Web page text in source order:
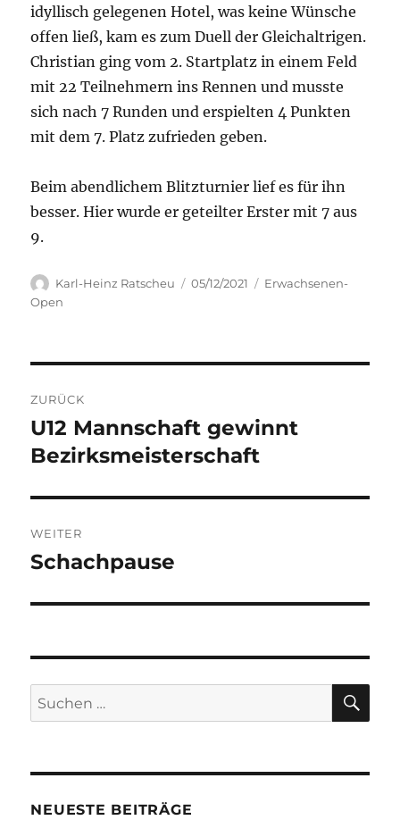
idyllisch gelegenen Hotel, was keine Wünsche
offen ließ, kam es zum Duell der Gleichaltrigen.
Christian ging vom 2. Startplatz in einem Feld
mit 22 Teilnehmern ins Rennen und musste
sich nach 7 Runden und erspielten 4 Punkten
mit dem 7. Platz zufrieden geben.
Beim abendlichem Blitzturnier lief es für ihn
besser. Hier wurde er geteilter Erster mit 7 aus
9.
Autor
Karl-Heinz Ratscheu
Veröffentlicht
05/12/2021 Kategorien
Erwachsenen-
Open
ZURÜCK
Vorheriger
Beitrag:
U12 Mannschaft gewinnt
Bezirksmeisterschaft
WEITER
Nächster
Schachpause
Suchen
nach:
NEUESTE BEITRÄGE